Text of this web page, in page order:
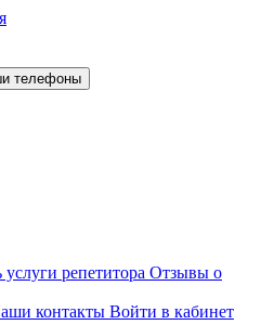
телефоны
услуги репетитора Отзывы о
контакты Войти в кабинет